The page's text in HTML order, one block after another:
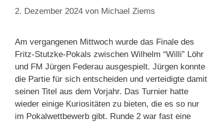
2. Dezember 2024 von Michael Ziems
Am vergangenen Mittwoch wurde das Finale des
Fritz-Stutzke-Pokals zwischen Wilhelm “Willi” Löhr
und FM Jürgen Federau ausgespielt. Jürgen konnte
die Partie für sich entscheiden und verteidigte damit
seinen Titel aus dem Vorjahr. Das Turnier hatte
wieder einige Kuriositäten zu bieten, die es so nur
im Pokalwettbewerb gibt. Runde 2 war fast eine